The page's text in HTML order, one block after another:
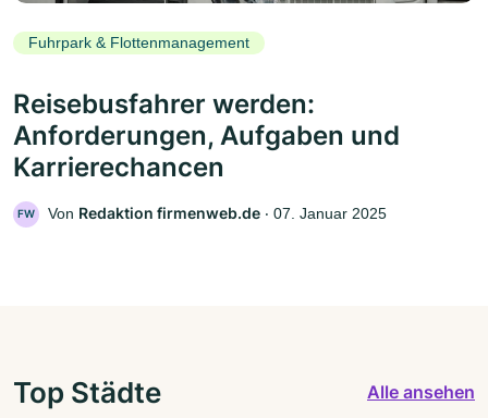
Fuhrpark & Flottenmanagement
Reisebusfahrer werden:
Anforderungen, Aufgaben und
Karrierechancen
FW Von Redaktion firmenweb.de ‧ 07. Januar 2025
Top Städte Alle ansehen